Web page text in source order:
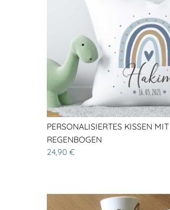
PERSONALISIERTES KISSEN
REGENBOGEN
24,90 €